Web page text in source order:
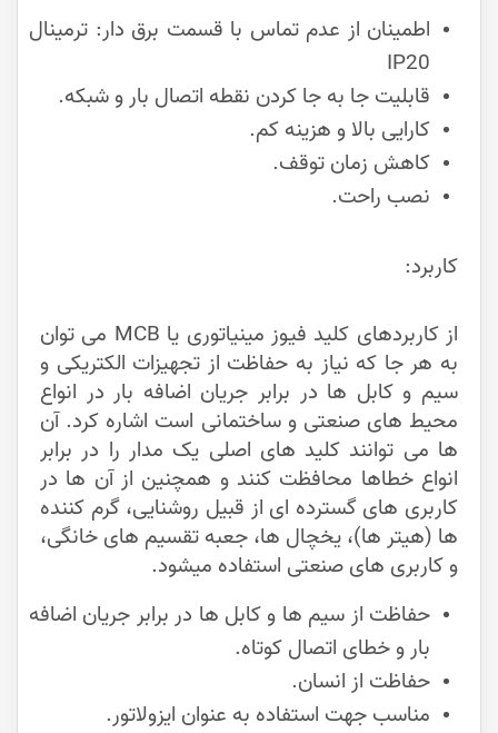
اطمینان از عدم تماس با قسمت برق دار: ترمینال
IP20
قابلیت جا به جا کردن نقطه اتصال بار و شبکه.
کارایی بالا و هزینه کم.
کاهش زمان توقف.
نصب راحت.
کاربرد:
از کاربردهای کلید فیوز مینیاتوری یا MCB می توان
به هر جا که نیاز به حفاظت از تجهیزات الکتریکی و
سیم و کابل ها در برابر جریان اضافه بار در انواع
محیط های صنعتی و ساختمانی است اشاره کرد. آن
ها می توانند کلید های اصلی یک مدار را در برابر
انواع خطاها محافظت کنند و همچنین از آن ها در
کاربری های گسترده ای از قبیل روشنایی، گرم کننده
ها (هیتر ها)، یخچال ها، جعبه تقسیم های خانگی،
و کاربری های صنعتی استفاده میشود.
حفاظت از سیم ها و کابل ها در برابر جریان اضافه
بار و خطای اتصال کوتاه.
حفاظت از انسان.
مناسب جهت استفاده به عنوان ایزولاتور.